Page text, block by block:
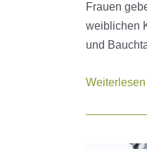
Frauen
weiblichen
und
Yogalates